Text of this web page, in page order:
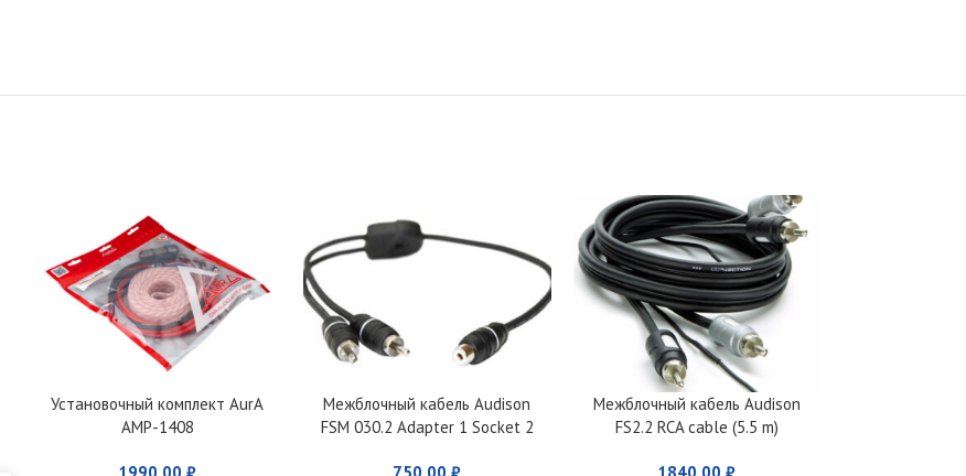
Установочный комплект AurA
AMP-1408
Межблочный кабель Audison
FSM 030.2 Adapter 1 Socket 2
Межблочный кабель Audison
FS2.2 RCA cable (5.5 m)